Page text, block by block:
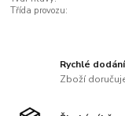
Třída provozu:
Rychlé dodání
Zboží